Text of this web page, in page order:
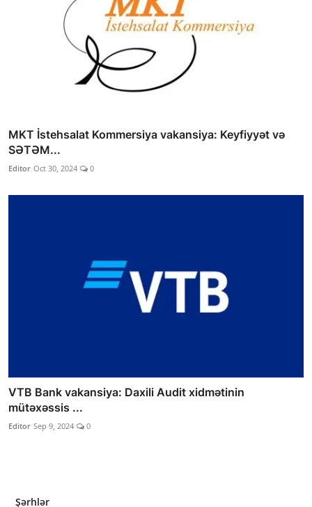
MKT İstehsalat Kommersiya vakansiya: Keyfiyyət və
SƏTƏM...
Editor Oct 30, 2024 0
VTB Bank vakansiya: Daxili Audit xidmətinin
mütəxəssis ...
Editor Sep 9, 2024 0
Şərhlər